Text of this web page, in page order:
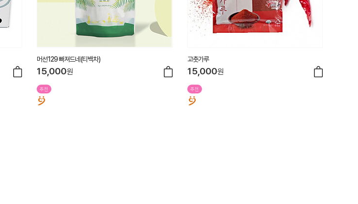
머선129 빠져드네(티백차)
15,000원
추천
고춧가루
15,000원
추천